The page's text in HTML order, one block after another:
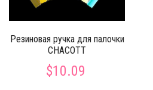
Резиновая ручка для палочки
CHACOTT
$10.09